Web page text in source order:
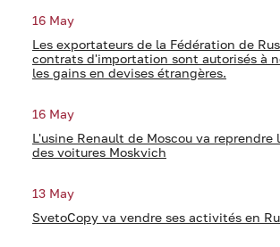
16 May
Les exportateurs de la Fédération de
contrats d'importation sont autorisés à
les gains en devises étrangères.
16 May
L'usine Renault de Moscou va reprendre
des voitures Moskvich
13 May
SvetoCopy va vendre ses activités en